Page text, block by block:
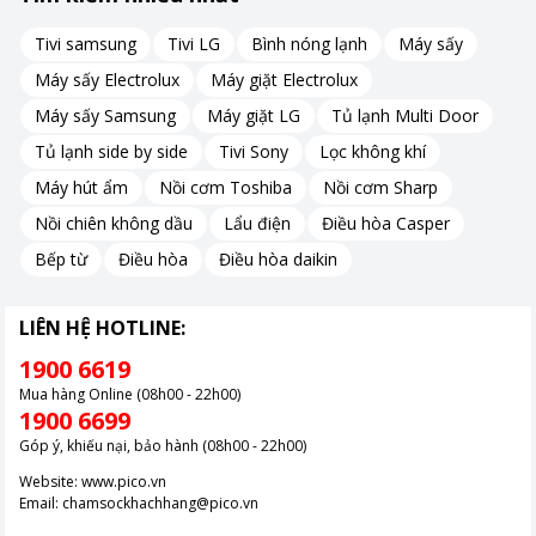
Hình ảnh chỉ mang tính chất minh hoạ.
Tivi samsung Tivi LG Bình nóng lạnh
Máy sấy
Máy sấy Electrolux
Máy giặt Electrolux
Máy sấy Samsung
Máy giặt LG
Tủ lạnh Multi Door
Tủ lạnh side by side
Tivi Sony
Lọc không khí
Máy hút ẩm
Nồi cơm Toshiba
Nồi cơm Sharp
Nồi chiên không dầu
Lẩu điện
Điều hòa Casper
Bếp từ
Điều hòa Điều hòa daikin
LIÊN HỆ HOTLINE:
1900 6619
Mua hàng Online (08h00 - 22h00)
1900 6699
Góp ý, khiếu nại, bảo hành (08h00 - 22h00)
Website: www.pico.vn
Email: chamsockhachhang@pico.vn